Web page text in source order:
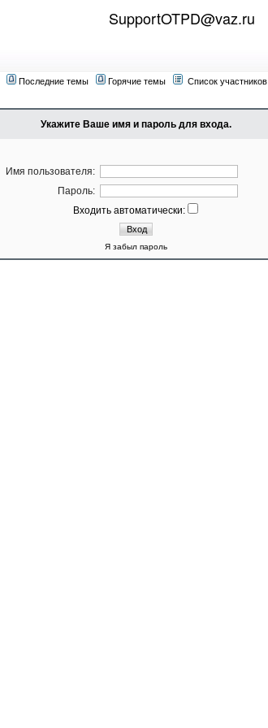
SupportOTPD@vaz.ru
Последние темы Горячие темы Список участников
Укажите Ваше имя и пароль для входа.
Имя пользователя:
Пароль:
Входить автоматически:
Я забыл пароль